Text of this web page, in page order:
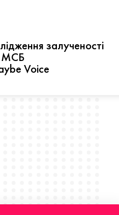
залученості
МСБ
Voice